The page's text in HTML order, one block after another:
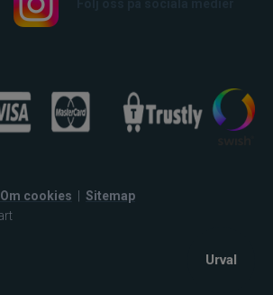
Urval
Om cookies
Sitemap